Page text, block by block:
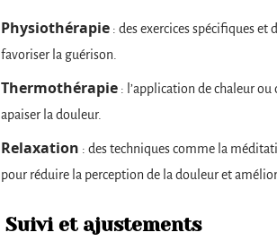
Physiothérapie : des exercices spécifiques et
favoriser la guérison.
Thermothérapie : l’application de chaleur
apaiser la douleur.
Relaxation : des techniques comme la
pour réduire la perception de la douleur et
Suivi et ajustements